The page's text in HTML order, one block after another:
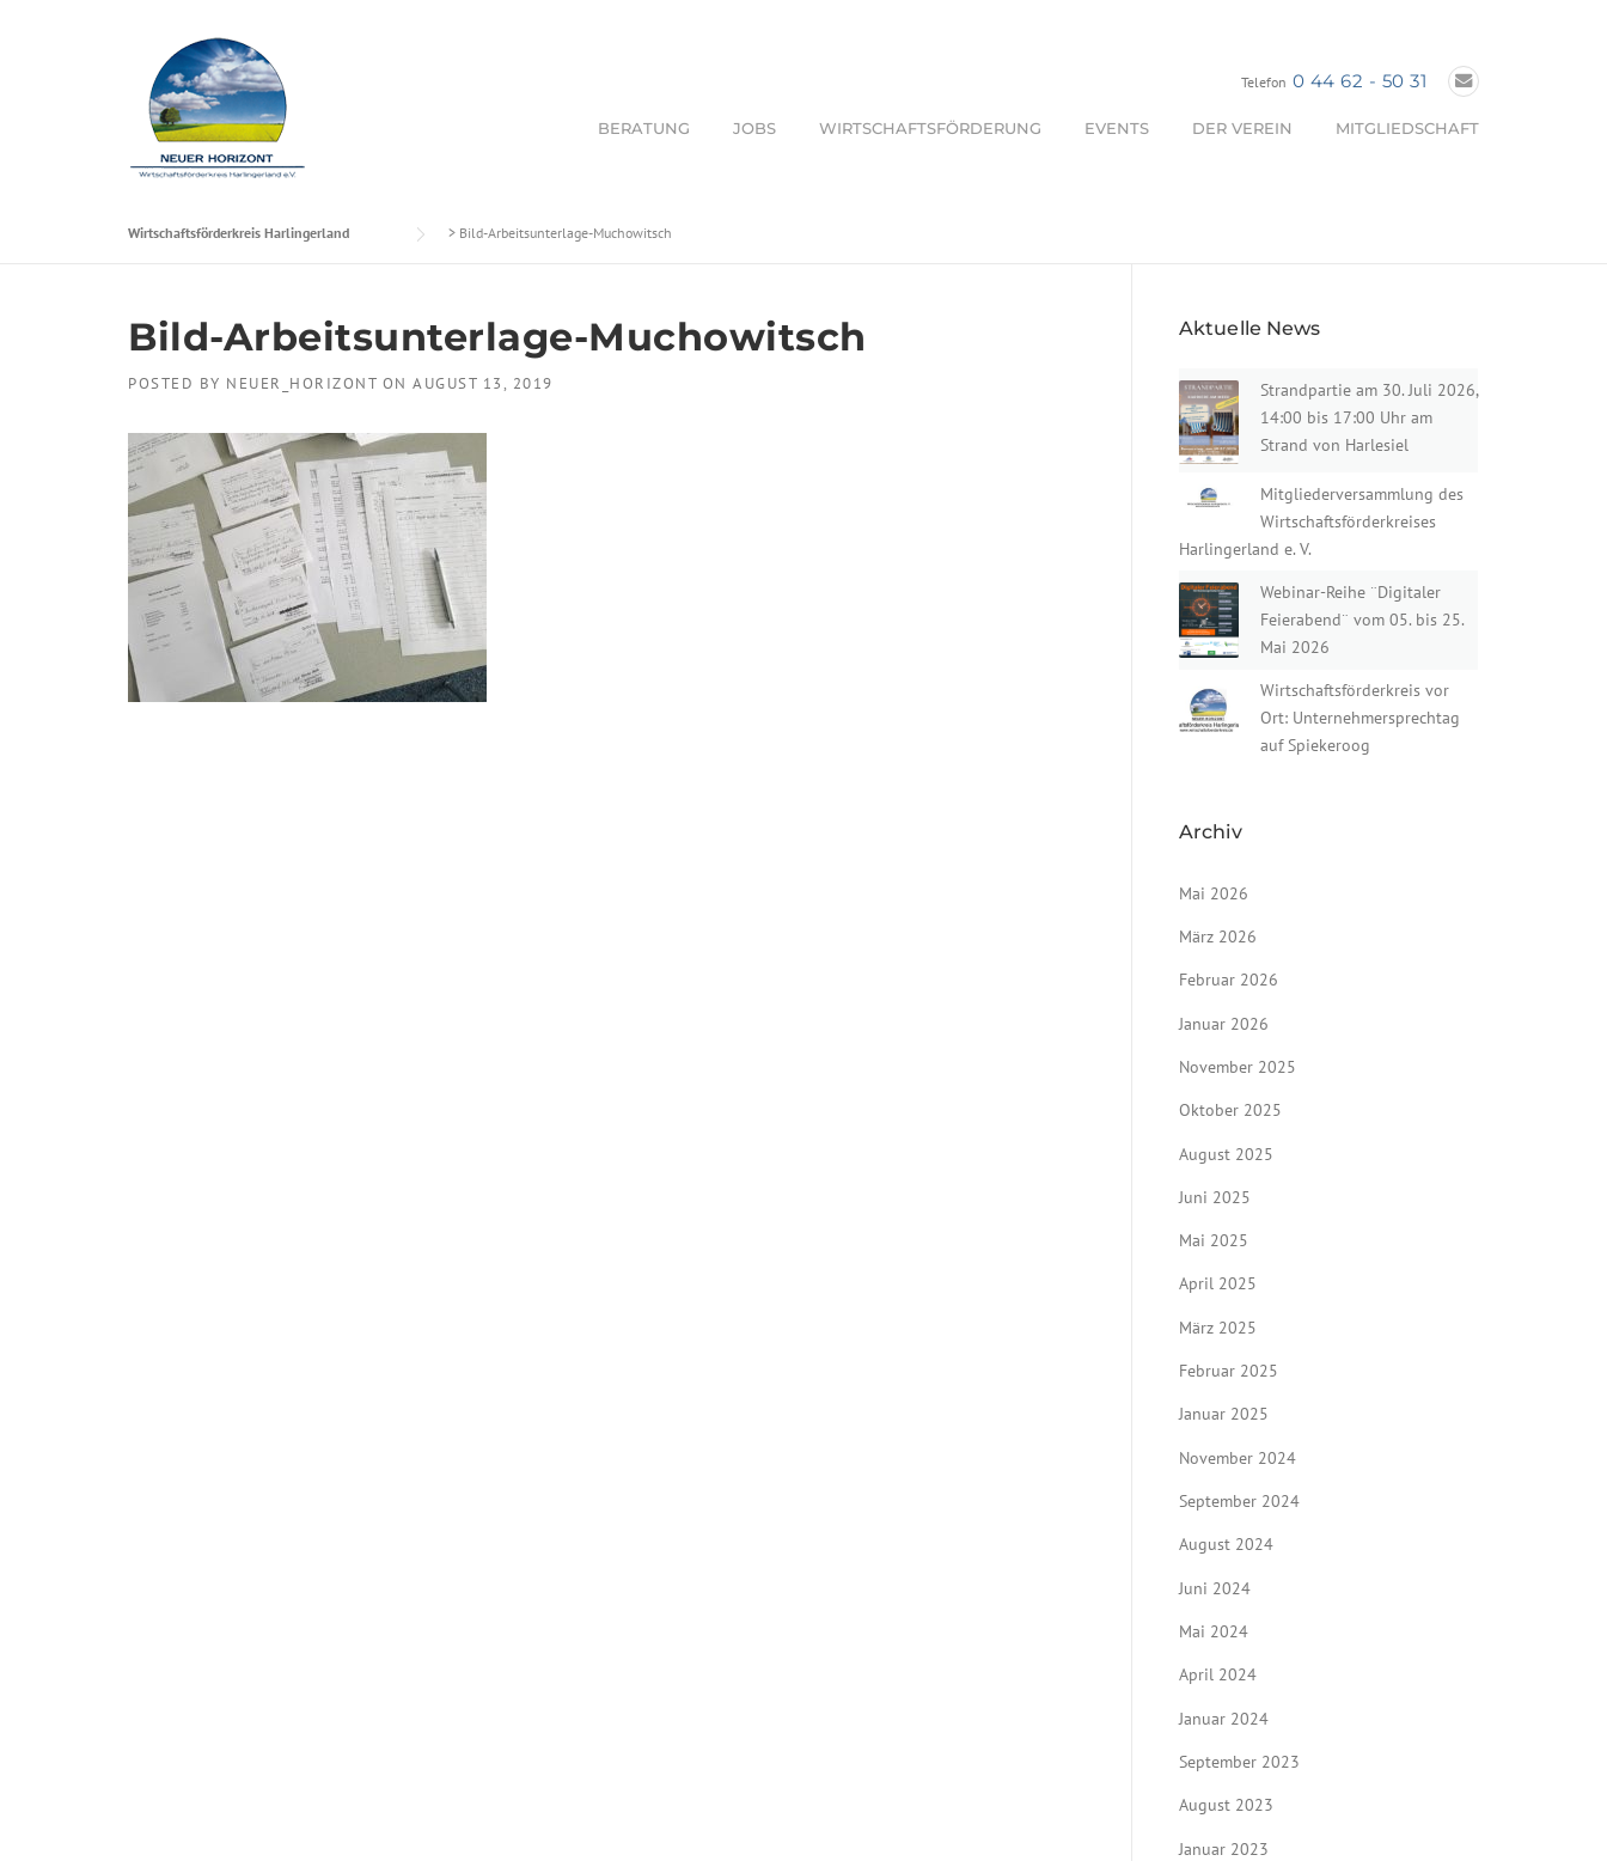
Telefon 0 44 62 - 50 31
BERATUNG JOBS WIRTSCHAFTSFÖRDERUNG EVENTS DER VEREIN MITGLIEDSCHAFT
Wirtschaftsförderkreis Harlingerland > Bild-Arbeitsunterlage-Muchowitsch
Bild-Arbeitsunterlage-Muchowitsch
POSTED BY NEUER_HORIZONT ON AUGUST 13, 2019
Aktuelle News
Strandpartie am 30. Juli 2026,
14:00 bis 17:00 Uhr am
Strand von Harlesiel
Mitgliederversammlung des
Wirtschaftsförderkreises
Harlingerland e. V.
Webinar-Reihe ¨Digitaler
Feierabend¨ vom 05. bis 25.
Mai 2026
Wirtschaftsförderkreis vor
Ort: Unternehmersprechtag
auf Spiekeroog
Archiv
Mai 2026
März 2026
Februar 2026
Januar 2026
November 2025
Oktober 2025
August 2025
Juni 2025
Mai 2025
April 2025
März 2025
Februar 2025
Januar 2025
November 2024
September 2024
August 2024
Juni 2024
Mai 2024
April 2024
Januar 2024
September 2023
August 2023
Januar 2023